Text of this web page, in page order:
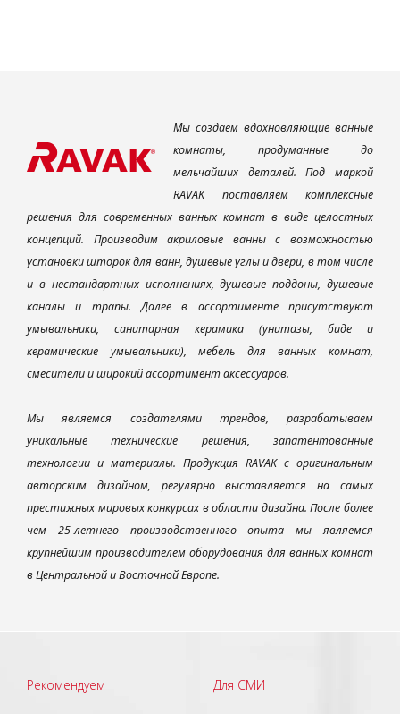
Мы создаем вдохновляющие ванные
комнаты, продуманные до
мельчайших деталей. Под маркой
RAVAK поставляем комплексные
решения для современных ванных комнат в виде целостных
концепций. Производим акриловые ванны с возможностью
установки шторок для ванн, душевые углы и двери, в том числе
и в нестандартных исполнениях, душевые поддоны, душевые
каналы и трапы. Далее в ассортименте присутствуют
умывальники, санитарная керамика (унитазы, биде и
керамические умывальники), мебель для ванных комнат,
смесители и широкий ассортимент аксессуаров.
Мы являемся создателями трендов, разрабатываем
уникальные технические решения, запатентованные
технологии и материалы. Продукция RAVAK с оригинальным
авторским дизайном, регулярно выставляется на самых
престижных мировых конкурсах в области дизайна. После более
чем 25-летнего производственного опыта мы являемся
крупнейшим производителем оборудования для ванных комнат
в Центральной и Восточной Европе.
Рекомендуем Для СМИ